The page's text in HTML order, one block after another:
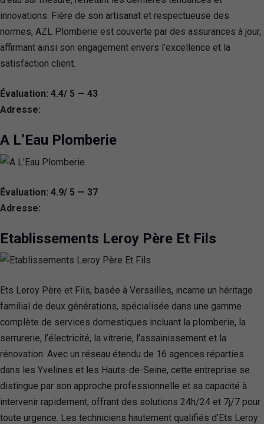
innovations. Fière de son artisanat et respectueuse des
normes, AZL Plomberie est couverte par des assurances à jour,
affirmant ainsi son engagement envers l’excellence et la
satisfaction client.
Évaluation: 4.4/ 5 — 43
Adresse:
A L’Eau Plomberie
Évaluation: 4.9/ 5 — 37
Adresse:
Etablissements Leroy Père Et Fils
Ets Leroy Père et Fils, basée à Versailles, incarne un héritage
familial de deux générations, spécialisée dans une gamme
complète de services domestiques incluant la plomberie, la
serrurerie, l’électricité, la vitrerie, l’assainissement et la
rénovation. Avec un réseau étendu de 16 agences réparties
dans les Yvelines et les Hauts-de-Seine, cette entreprise se
distingue par son approche professionnelle et sa capacité à
intervenir rapidement, offrant des solutions 24h/24 et 7j/7 pour
toute urgence. Les techniciens hautement qualifiés d’Ets Leroy